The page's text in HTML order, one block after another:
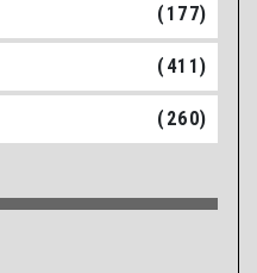
(177)
(411)
(260)